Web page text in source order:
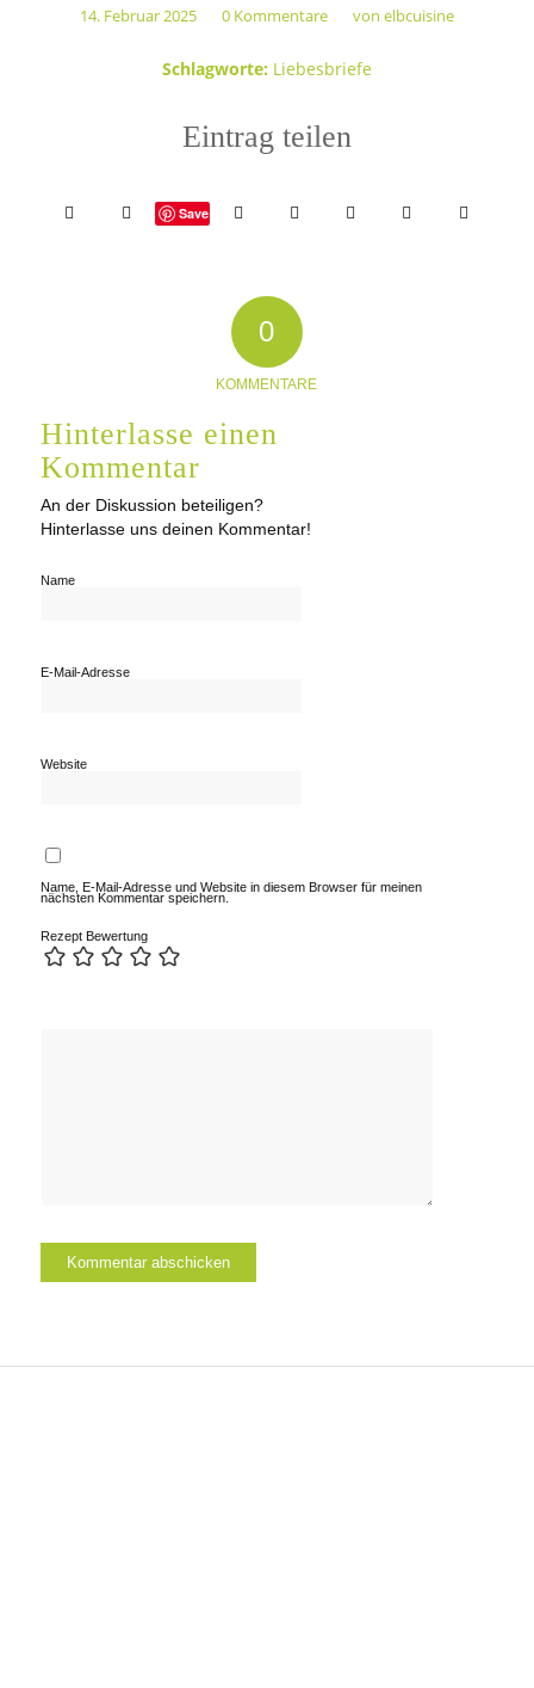
14. Februar 2025
/ 0 Kommentare
/ von elbcuisine
Schlagworte: Liebesbriefe
Eintrag teilen
Save
0
KOMMENTARE
Hinterlasse einen
Kommentar
An der Diskussion beteiligen?
Hinterlasse uns deinen Kommentar!
Name
E-Mail-Adresse
Website
Name, E-Mail-Adresse und Website in diesem Browser für meinen
nächsten Kommentar speichern.
Rezept Bewertung